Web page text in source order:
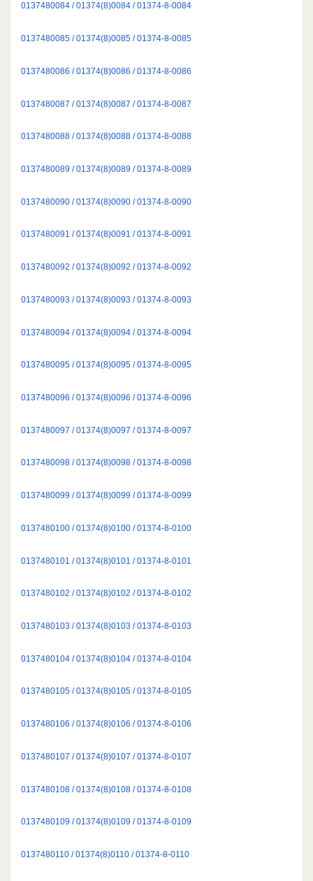
0137480084 / 01374(8)0084 / 01374-8-0084
0137480085 / 01374(8)0085 / 01374-8-0085
0137480086 / 01374(8)0086 / 01374-8-0086
0137480087 / 01374(8)0087 / 01374-8-0087
0137480088 / 01374(8)0088 / 01374-8-0088
0137480089 / 01374(8)0089 / 01374-8-0089
0137480090 / 01374(8)0090 / 01374-8-0090
0137480091 / 01374(8)0091 / 01374-8-0091
0137480092 / 01374(8)0092 / 01374-8-0092
0137480093 / 01374(8)0093 / 01374-8-0093
0137480094 / 01374(8)0094 / 01374-8-0094
0137480095 / 01374(8)0095 / 01374-8-0095
0137480096 / 01374(8)0096 / 01374-8-0096
0137480097 / 01374(8)0097 / 01374-8-0097
0137480098 / 01374(8)0098 / 01374-8-0098
0137480099 / 01374(8)0099 / 01374-8-0099
0137480100 / 01374(8)0100 / 01374-8-0100
0137480101 / 01374(8)0101 / 01374-8-0101
0137480102 / 01374(8)0102 / 01374-8-0102
0137480103 / 01374(8)0103 / 01374-8-0103
0137480104 / 01374(8)0104 / 01374-8-0104
0137480105 / 01374(8)0105 / 01374-8-0105
0137480106 / 01374(8)0106 / 01374-8-0106
0137480107 / 01374(8)0107 / 01374-8-0107
0137480108 / 01374(8)0108 / 01374-8-0108
0137480109 / 01374(8)0109 / 01374-8-0109
0137480110 / 01374(8)0110 / 01374-8-0110